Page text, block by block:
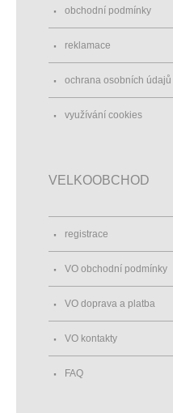
obchodní podmínky
reklamace
ochrana osobních údajů
využívání cookies
VELKOOBCHOD
registrace
VO obchodní podmínky
VO doprava a platba
VO kontakty
FAQ